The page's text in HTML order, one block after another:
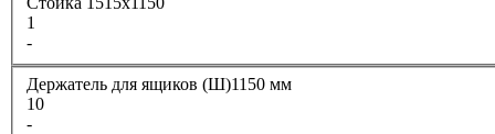
1
-
Держатель для ящиков (Ш)1150 мм
10
-